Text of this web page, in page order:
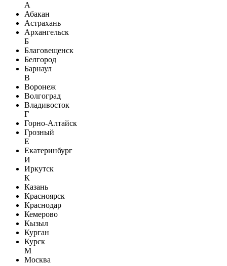
А
Абакан
Астрахань
Архангельск
Б
Благовещенск
Белгород
Барнаул
В
Воронеж
Волгоград
Владивосток
Г
Горно-Алтайск
Грозный
Е
Екатеринбург
И
Иркутск
К
Казань
Красноярск
Краснодар
Кемерово
Кызыл
Курган
Курск
М
Москва